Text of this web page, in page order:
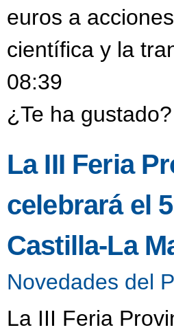
euros a
científica y la
08:39
¿Te ha
La III Feria
celebrará el
Castilla-La
Novedades del
La III Feria